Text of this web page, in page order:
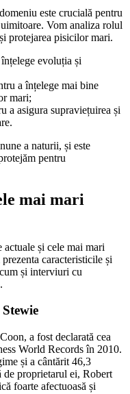
este crucială pentru
Vom analiza rolul
protejarea pisicilor mari.
evoluția și
a înțelege mai bine
mari;
a asigura supraviețuirea și
a naturii, și este
pentru
mai mari
și cele mai mari
caracteristicile și
și interviuri cu
a fost declarată cea
World Records în 2010.
și a cântărit 46,3
de proprietarul ei, Robert
foarte afectuoasă și